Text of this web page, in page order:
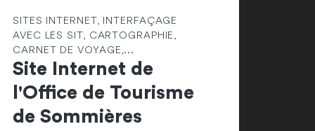
SITES INTERNET, INTERFAÇAGE
AVEC LES SIT, CARTOGRAPHIE,
CARNET DE VOYAGE,...
Site Internet de
l'Office de Tourisme
de Sommières